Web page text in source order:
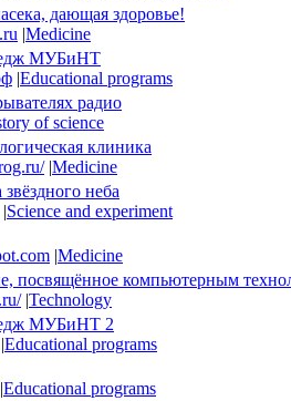
дающая здоровье!
|Medicine
МУБиНТ
|Educational programs
радио
of science
клиника
|Medicine
неба
|Science and experiment
|Medicine
посвящённое компьютерным
|Technology
МУБиНТ 2
|Educational programs
|Educational programs